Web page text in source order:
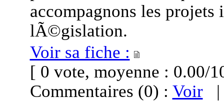
accompagnons les projets
lÃ©gislation.
Voir sa fiche :
[ 0 vote, moyenne :
Commentaires (0) : Voir